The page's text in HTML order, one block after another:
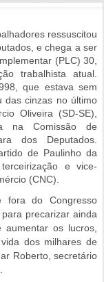
ressuscitou
e chega a ser
(PLC) 30,
trabalhista atual.
que estava sem
das cinzas no último
Oliveira (SD-SE),
na Comissão de
dos Deputados.
de Paulinho da
e vice-
(CNC).
fora do Congresso
precarizar ainda
os lucros,
dos milhares de
Roberto, secretário